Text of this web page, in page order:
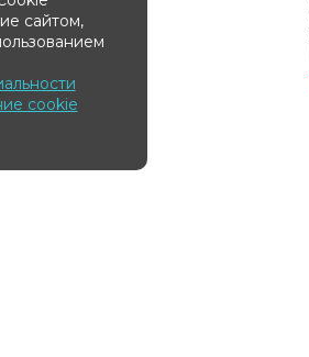
сайтом,
cookie